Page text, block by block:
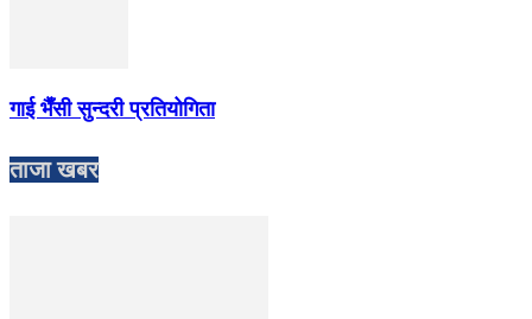
गाई भैँसी सुन्दरी प्रतियोगिता
ताजा खबर